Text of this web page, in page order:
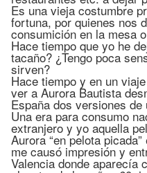
Es una vieja costumbre
fortuna, por quienes nos
consumición en la mesa
Hace tiempo que yo he
tacaño? ¿Tengo poca
sirven?
Hace tiempo y en un
ver a Aurora Bautista
España dos versiones
Una era para consumo
extranjero y yo aquella
Aurora “en pelota
me causó impresión y
Valencia donde aparecía